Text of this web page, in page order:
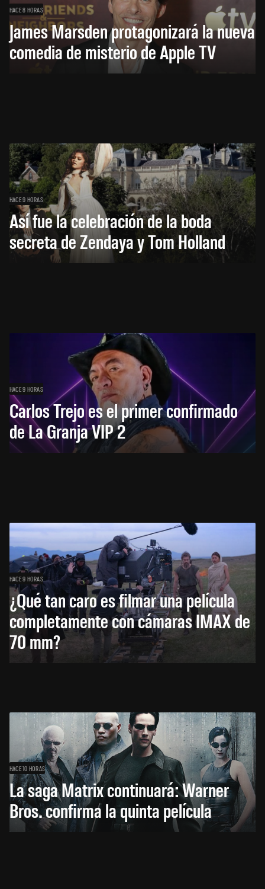
HACE 8 HORAS
James Marsden protagonizará la nueva
comedia de misterio de Apple TV
HACE 9 HORAS
Así fue la celebración de la boda
secreta de Zendaya y Tom Holland
HACE 9 HORAS
Carlos Trejo es el primer confirmado
de La Granja VIP 2
HACE 9 HORAS
¿Qué tan caro es filmar una película
completamente con cámaras IMAX de
70 mm?
HACE 10 HORAS
La saga Matrix continuará: Warner
Bros. confirma la quinta película